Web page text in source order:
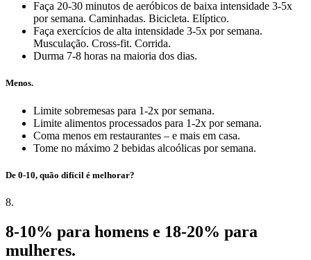
Faça 20-30 minutos de aeróbicos de baixa intensidade 3-5x
por semana. Caminhadas. Bicicleta. Elíptico.
Faça exercícios de alta intensidade 3-5x por semana.
Musculação. Cross-fit. Corrida.
Durma 7-8 horas na maioria dos dias.
Menos.
Limite sobremesas para 1-2x por semana.
Limite alimentos processados para 1-2x por semana.
Coma menos em restaurantes – e mais em casa.
Tome no máximo 2 bebidas alcoólicas por semana.
De 0-10, quão difícil é melhorar?
8.
8-10% para homens e 18-20% para
mulheres.